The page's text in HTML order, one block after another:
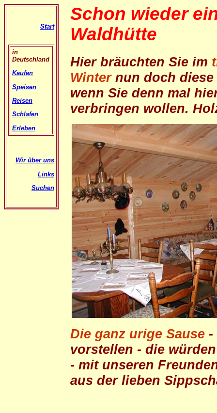
Start
in
Deutschland
Kaufen
Speisen
Reisen
Schlafen
Erleben
Wir über uns
Links
Suchen
Schon wieder
Waldhütte
Hier bräuchten Sie im
Winter nun doch
wenn Sie denn mal
verbringen wollen.
Die ganz urige Sause -
vorstellen - die
- mit unseren
aus der lieben